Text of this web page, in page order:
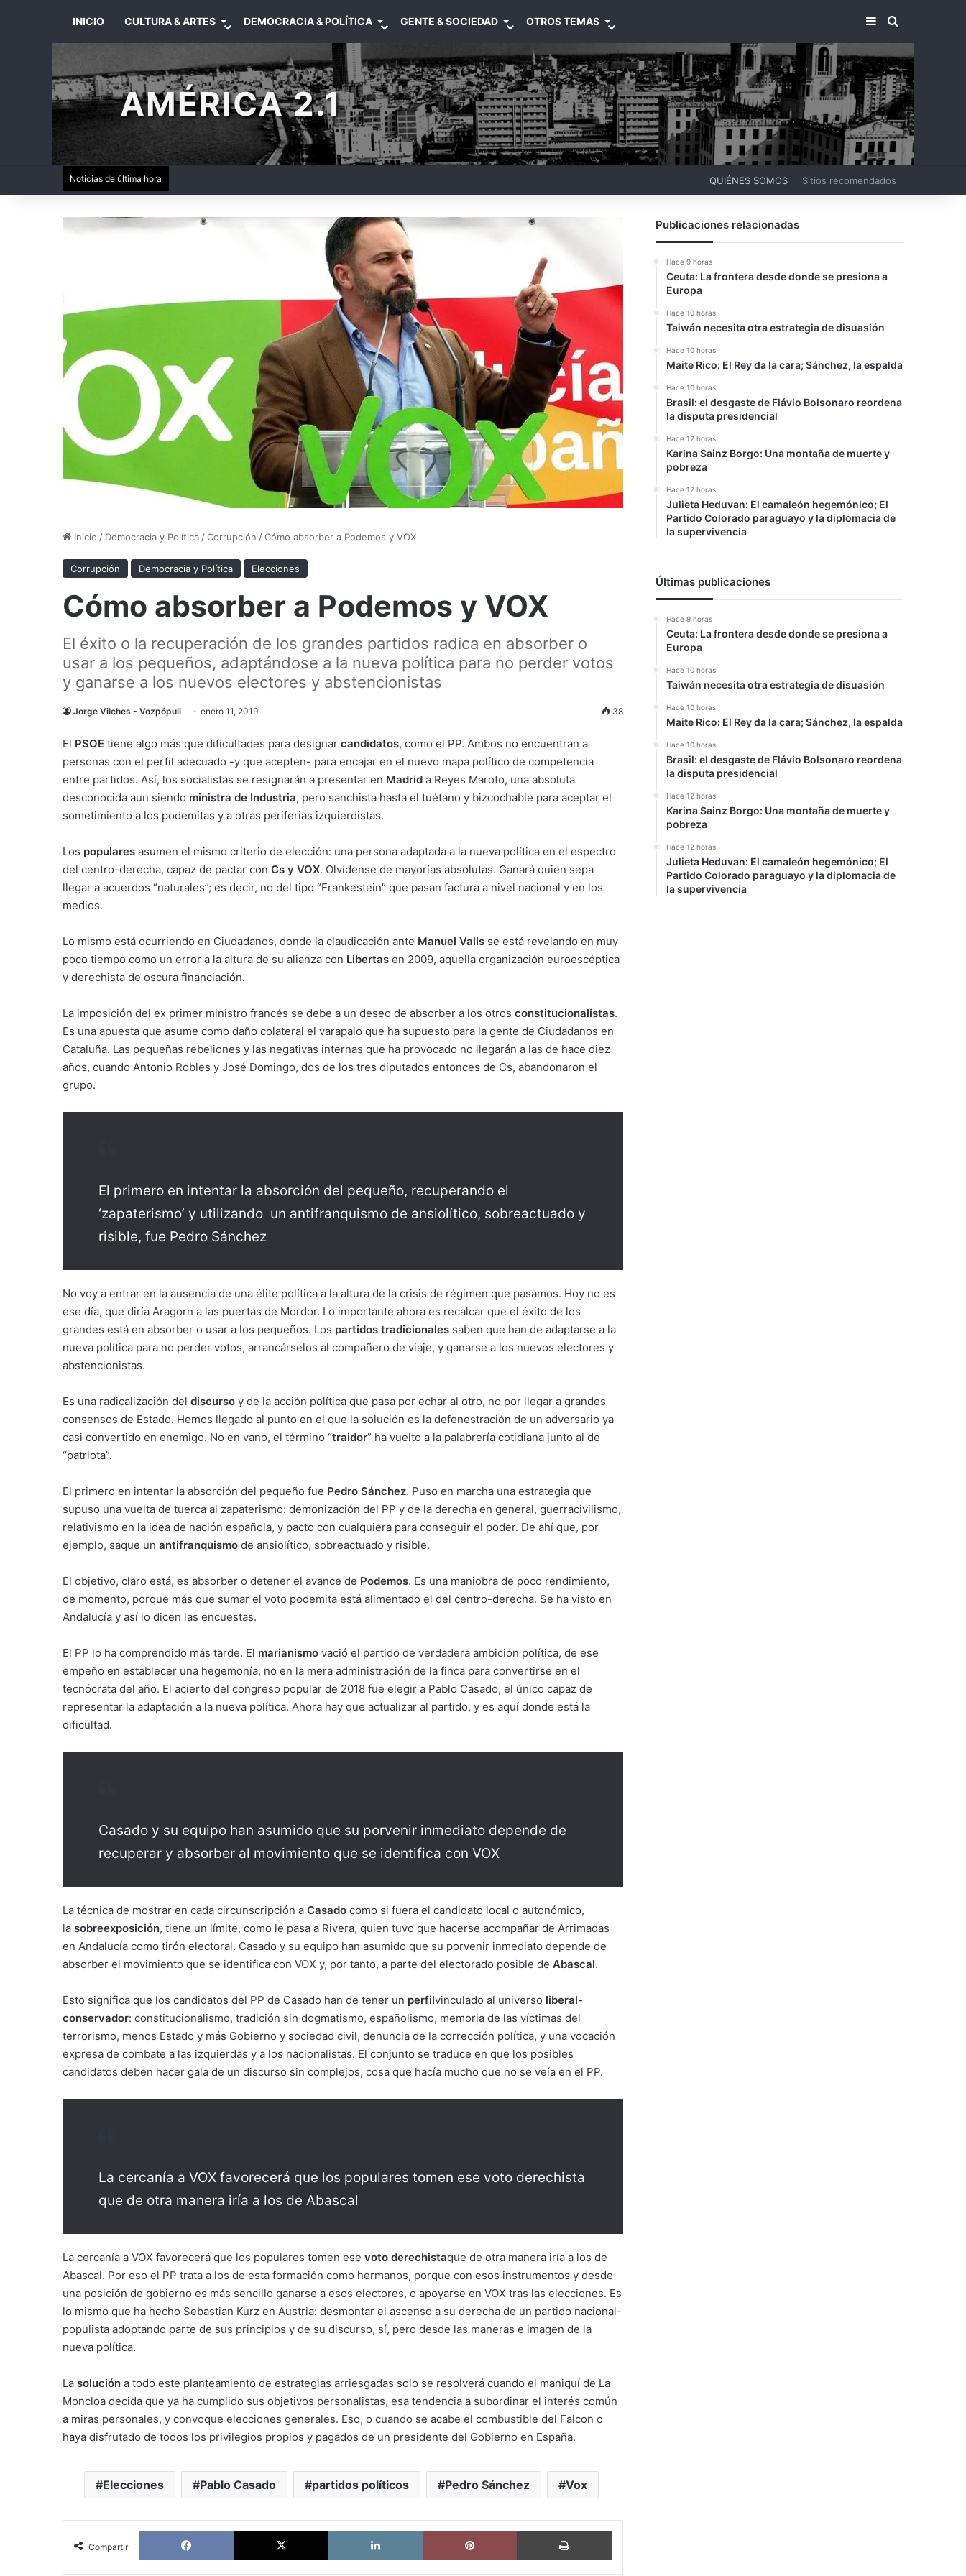
INICIO CULTURA & ARTES DEMOCRACIA & POLÍTICA GENTE & SOCIEDAD OTROS TEMAS BARRA LATERAL
BUSCAR
AMÉRICA 2.1
Noticias de última hora QUIÉNES SOMOS Sitios recomendados
Inicio / Democracia y Política /Corrupción /Cómo absorber a Podemos y VOX
Corrupción Democracia y Política Elecciones
Cómo absorber a Podemos y VOX
El éxito o la recuperación de los grandes partidos radica en absorber o
usar a los pequeños, adaptándose a la nueva política para no perder votos
y ganarse a los nuevos electores y abstencionistas
Jorge Vilches - Vozpópuli enero 11, 2019 38
El PSOE tiene algo más que dificultades para designar candidatos, como el PP. Ambos no encuentran a
personas con el perfil adecuado -y que acepten- para encajar en el nuevo mapa político de competencia
entre partidos. Así, los socialistas se resignarán a presentar en Madrid a Reyes Maroto, una absoluta
desconocida aun siendo ministra de Industria, pero sanchista hasta el tuétano y bizcochable para aceptar el
sometimiento a los podemitas y a otras periferias izquierdistas.
Los populares asumen el mismo criterio de elección: una persona adaptada a la nueva política en el espectro
del centro-derecha, capaz de pactar con Cs y VOX. Olvídense de mayorías absolutas. Ganará quien sepa
llegar a acuerdos “naturales”; es decir, no del tipo “Frankestein” que pasan factura a nivel nacional y en los
medios.
Lo mismo está ocurriendo en Ciudadanos, donde la claudicación ante Manuel Valls se está revelando en muy
poco tiempo como un error a la altura de su alianza con Libertas en 2009, aquella organización euroescéptica
y derechista de oscura financiación.
La imposición del ex primer ministro francés se debe a un deseo de absorber a los otros constitucionalistas.
Es una apuesta que asume como daño colateral el varapalo que ha supuesto para la gente de Ciudadanos en
Cataluña. Las pequeñas rebeliones y las negativas internas que ha provocado no llegarán a las de hace diez
años, cuando Antonio Robles y José Domingo, dos de los tres diputados entonces de Cs, abandonaron el
grupo.
El primero en intentar la absorción del pequeño, recuperando el
‘zapaterismo’ y utilizando un antifranquismo de ansiolítico, sobreactuado y
risible, fue Pedro Sánchez
No voy a entrar en la ausencia de una élite política a la altura de la crisis de régimen que pasamos. Hoy no es
ese día, que diría Aragorn a las puertas de Mordor. Lo importante ahora es recalcar que el éxito de los
grandes está en absorber o usar a los pequeños. Los partidos tradicionales saben que han de adaptarse a la
nueva política para no perder votos, arrancárselos al compañero de viaje, y ganarse a los nuevos electores y
abstencionistas.
Es una radicalización del discurso y de la acción política que pasa por echar al otro, no por llegar a grandes
consensos de Estado. Hemos llegado al punto en el que la solución es la defenestración de un adversario ya
casi convertido en enemigo. No en vano, el término “traidor” ha vuelto a la palabrería cotidiana junto al de
“patriota”.
El primero en intentar la absorción del pequeño fue Pedro Sánchez. Puso en marcha una estrategia que
supuso una vuelta de tuerca al zapaterismo: demonización del PP y de la derecha en general, guerracivilismo,
relativismo en la idea de nación española, y pacto con cualquiera para conseguir el poder. De ahí que, por
ejemplo, saque un antifranquismo de ansiolítico, sobreactuado y risible.
El objetivo, claro está, es absorber o detener el avance de Podemos. Es una maniobra de poco rendimiento,
de momento, porque más que sumar el voto podemita está alimentado el del centro-derecha. Se ha visto en
Andalucía y así lo dicen las encuestas.
El PP lo ha comprendido más tarde. El marianismo vació el partido de verdadera ambición política, de ese
empeño en establecer una hegemonía, no en la mera administración de la finca para convertirse en el
tecnócrata del año. El acierto del congreso popular de 2018 fue elegir a Pablo Casado, el único capaz de
representar la adaptación a la nueva política. Ahora hay que actualizar al partido, y es aquí donde está la
dificultad.
Casado y su equipo han asumido que su porvenir inmediato depende de
recuperar y absorber al movimiento que se identifica con VOX
La técnica de mostrar en cada circunscripción a Casado como si fuera el candidato local o autonómico,
la sobreexposición, tiene un límite, como le pasa a Rivera, quien tuvo que hacerse acompañar de Arrimadas
en Andalucía como tirón electoral. Casado y su equipo han asumido que su porvenir inmediato depende de
absorber el movimiento que se identifica con VOX y, por tanto, a parte del electorado posible de Abascal.
Esto significa que los candidatos del PP de Casado han de tener un perfilvinculado al universo liberal-
conservador: constitucionalismo, tradición sin dogmatismo, españolismo, memoria de las víctimas del
terrorismo, menos Estado y más Gobierno y sociedad civil, denuncia de la corrección política, y una vocación
expresa de combate a las izquierdas y a los nacionalistas. El conjunto se traduce en que los posibles
candidatos deben hacer gala de un discurso sin complejos, cosa que hacía mucho que no se veía en el PP.
La cercanía a VOX favorecerá que los populares tomen ese voto derechista
que de otra manera iría a los de Abascal
La cercanía a VOX favorecerá que los populares tomen ese voto derechistaque de otra manera iría a los de
Abascal. Por eso el PP trata a los de esta formación como hermanos, porque con esos instrumentos y desde
una posición de gobierno es más sencillo ganarse a esos electores, o apoyarse en VOX tras las elecciones. Es
lo mismo que ha hecho Sebastian Kurz en Austria: desmontar el ascenso a su derecha de un partido nacional-
populista adoptando parte de sus principios y de su discurso, sí, pero desde las maneras e imagen de la
nueva política.
La solución a todo este planteamiento de estrategias arriesgadas solo se resolverá cuando el maniquí de La
Moncloa decida que ya ha cumplido sus objetivos personalistas, esa tendencia a subordinar el interés común
a miras personales, y convoque elecciones generales. Eso, o cuando se acabe el combustible del Falcon o
haya disfrutado de todos los privilegios propios y pagados de un presidente del Gobierno en España.
Elecciones Pablo Casado partidos políticos Pedro Sánchez Vox
Compartir
Facebook X LinkedIn Pinterest Imprimir
Publicaciones relacionadas
Hace 9 horas
Ceuta: La frontera desde donde se presiona a
Europa
Hace 10 horas
Taiwán necesita otra estrategia de disuasión
Hace 10 horas
Maite Rico: El Rey da la cara; Sánchez, la espalda
Hace 10 horas
Brasil: el desgaste de Flávio Bolsonaro reordena
la disputa presidencial
Hace 12 horas
Karina Sainz Borgo: Una montaña de muerte y
pobreza
Hace 12 horas
Julieta Heduvan: El camaleón hegemónico; El
Partido Colorado paraguayo y la diplomacia de
la supervivencia
Últimas publicaciones
Hace 9 horas
Ceuta: La frontera desde donde se presiona a
Europa
Hace 10 horas
Taiwán necesita otra estrategia de disuasión
Hace 10 horas
Maite Rico: El Rey da la cara; Sánchez, la espalda
Hace 10 horas
Brasil: el desgaste de Flávio Bolsonaro reordena
la disputa presidencial
Hace 12 horas
Karina Sainz Borgo: Una montaña de muerte y
pobreza
Hace 12 horas
Julieta Heduvan: El camaleón hegemónico; El
Partido Colorado paraguayo y la diplomacia de
la supervivencia